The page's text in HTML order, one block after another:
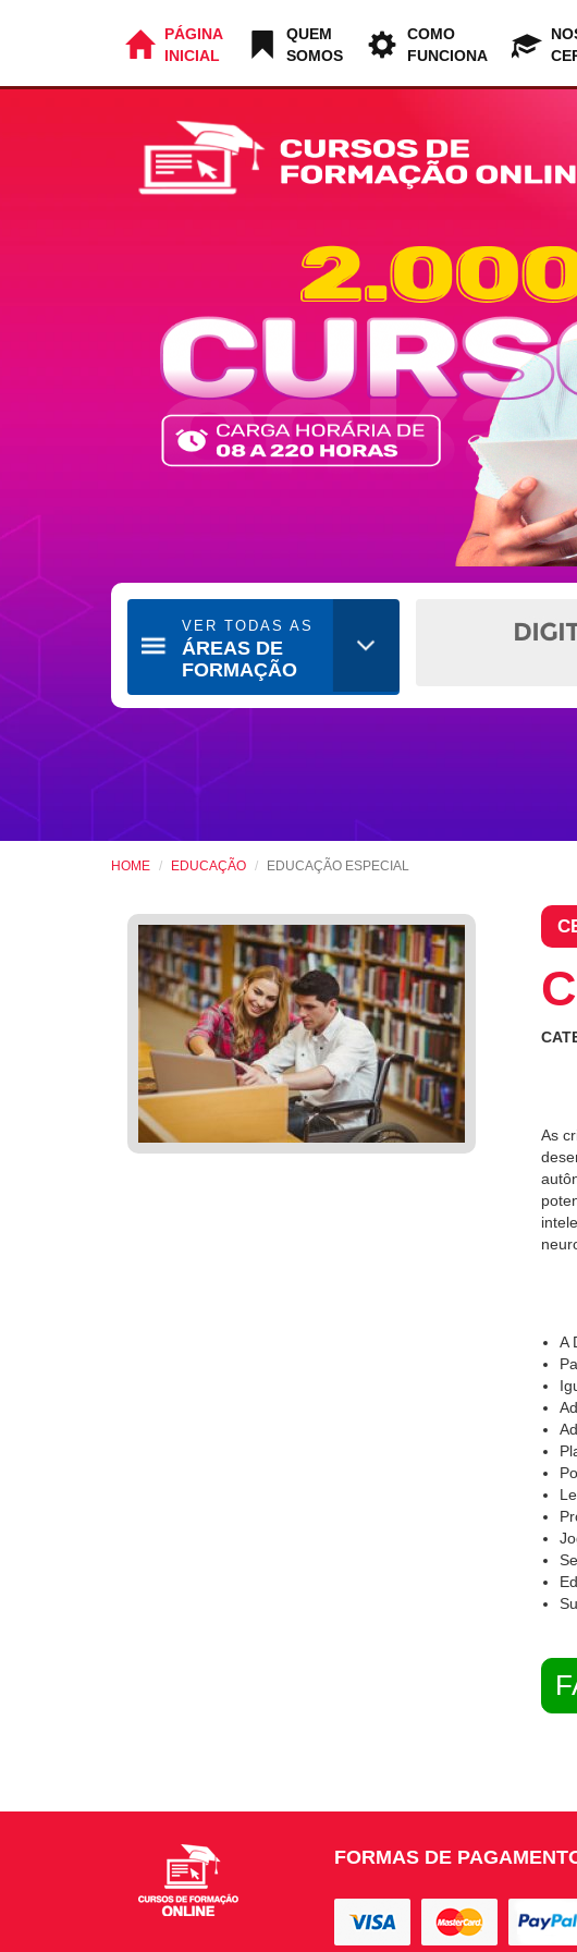
PÁGINA
INICIAL
QUEM
SOMOS
COMO
FUNCIONA
VER TODAS AS
ÁREAS DE
FORMAÇÃO
HOME EDUCAÇÃO EDUCAÇÃO ESPECIAL
As
A
FORMAS DE